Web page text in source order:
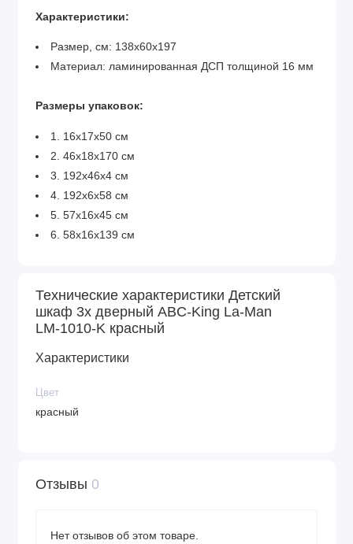
Характеристики:
Размер, см: 138х60х197
Материал: ламинированная ДСП толщиной 16 мм
Размеры упаковок:
1. 16х17х50 см
2. 46х18х170 см
3. 192х46х4 см
4. 192х6х58 см
5. 57х16х45 см
6. 58х16х139 см
Технические характеристики Детский
шкаф 3х дверный ABC-King La-Man
LM-1010-K красный
Характеристики
Цвет
красный
Отзывы 0
Нет отзывов об этом товаре.